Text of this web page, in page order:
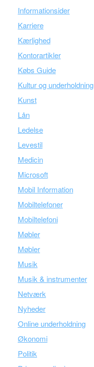
Informationsider
Karriere
Kærlighed
Kontorartikler
Købs Guide
Kultur og underholdning
Kunst
Lån
Ledelse
Levestil
Medicin
Microsoft
Mobil Information
Mobiltelefoner
Mobiltelefoni
Møbler
Møbler
Musik
Musik & instrumenter
Netværk
Nyheder
Online underholdning
Økonomi
Politik